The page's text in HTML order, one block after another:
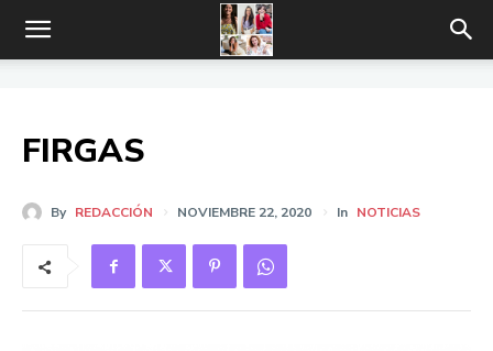
FIRGAS
By REDACCIÓN NOVIEMBRE 22, 2020 In NOTICIAS